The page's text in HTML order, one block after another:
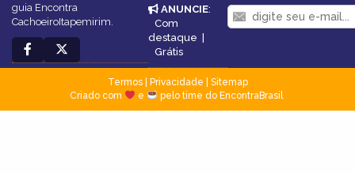
guia Encontra
CachoeiroItapemirim.
ANUNCIE:
Com
destaque |
Grátis
Termos| Privacidade
Sitemap
Criado com
e pelo time do EncontraBrasil